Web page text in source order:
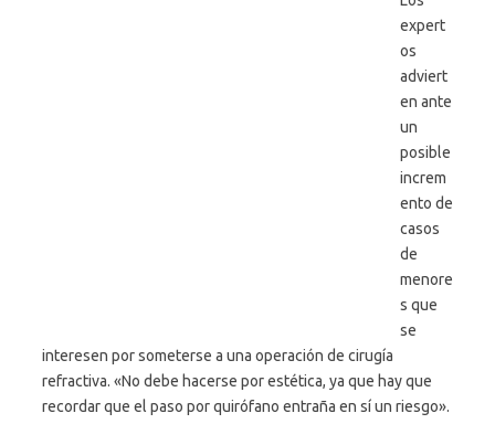
expert
os
adviert
en ante
un
posible
increm
ento de
casos
de
menore
s que
se
interesen por someterse a una operación de cirugía
refractiva. «No debe hacerse por estética, ya que hay que
recordar que el paso por quirófano entraña en sí un riesgo».